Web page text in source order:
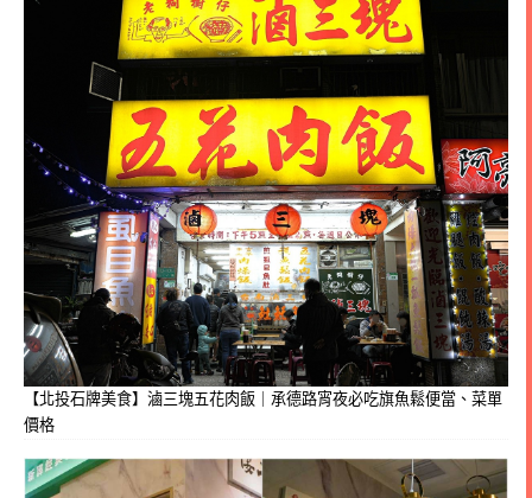
【北投石牌美食】滷三塊五花肉飯｜承德路宵夜必吃旗魚鬆便當、菜單
價格